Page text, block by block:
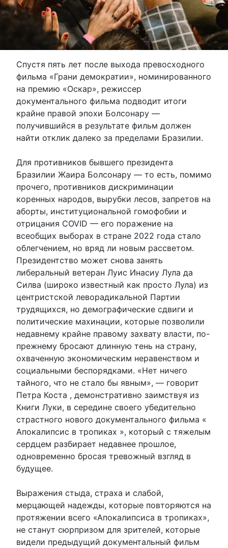
Спустя пять лет после выхода превосходного
фильма «Грани демократии», номинированного
на премию «Оскар», режиссер
документального фильма подводит итоги
крайне правой эпохи Болсонару —
получившийся в результате фильм должен
найти отклик далеко за пределами Бразилии.
Для противников бывшего президента
Бразилии Жаира Болсонару — то есть, помимо
прочего, противников дискриминации
коренных народов, вырубки лесов, запретов на
аборты, институциональной гомофобии и
отрицания COVID — его поражение на
всеобщих выборах в стране 2022 года стало
облегчением, но вряд ли новым рассветом.
Президентство может снова занять
либеральный ветеран Луис Инасиу Лула да
Силва (широко известный как просто Лула) из
центристской леворадикальной Партии
трудящихся, но демографические сдвиги и
политические махинации, которые позволили
недавнему крайне правому захвату власти, по-
прежнему бросают длинную тень на страну,
охваченную экономическим неравенством и
социальными беспорядками. «Нет ничего
тайного, что не стало бы явным», — говорит
Петра Коста , демонстративно заимствуя из
Книги Луки, в середине своего убедительно
страстного нового документального фильма «
Апокалипсис в тропиках », который с тяжелым
сердцем разбирает недавнее прошлое,
одновременно бросая тревожный взгляд в
будущее.
Выражения стыда, страха и слабой,
мерцающей надежды, которые повторяются на
протяжении всего «Апокалипсиса в тропиках»,
не станут сюрпризом для зрителей, которые
видели предыдущий документальный фильм